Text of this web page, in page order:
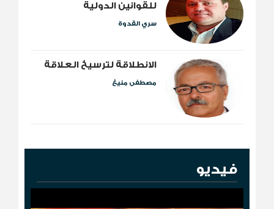
للقوانين الدولية
سري القدوة
الانطلاقة لترسيخ العلاقة
مصطفى منيغ
فيديو